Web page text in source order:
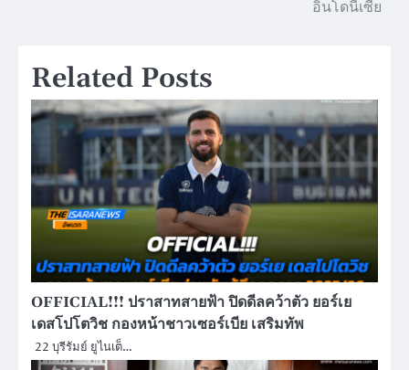
อินโดนีเซีย
Related Posts
OFFICIAL!!! ปราสาทสายฟ้า ปิดดีลคว้าตัว ยอร์เย
เดสโปโตวิช กองหน้าชาวเซอร์เบีย เสริมทัพ
22 บุรีรัมย์ ยูไนเต็…